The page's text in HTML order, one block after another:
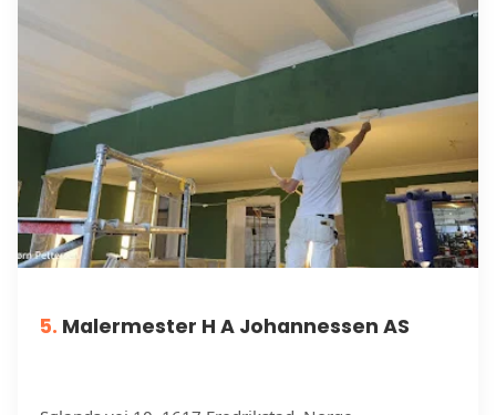
5. Malermester H A Johannessen AS